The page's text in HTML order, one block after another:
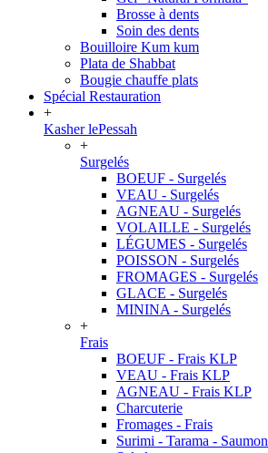
Brosse à dents
Soin des dents
Bouilloire Kum kum
Plata de Shabbat
Bougie chauffe plats
Spécial Restauration
+
Kasher lePessah
+
Surgelés
BOEUF - Surgelés
VEAU - Surgelés
AGNEAU - Surgelés
VOLAILLE - Surgelés
LÉGUMES - Surgelés
POISSON - Surgelés
FROMAGES - Surgelés
GLACE - Surgelés
MININA - Surgelés
+
Frais
BOEUF - Frais KLP
VEAU - Frais KLP
AGNEAU - Frais KLP
Charcuterie
Fromages - Frais
Surimi - Tarama - Saumon